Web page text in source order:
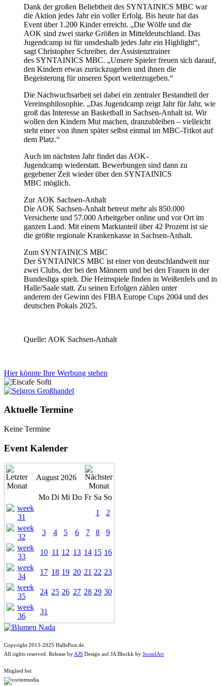
Dank der großen Beliebtheit des SYNTAINICS MBC war
die Aktion jedes Jahr ein voller Erfolg. Bis heute hat das
Event über 1.200 Kinder erreicht. „Die Wölfe und die
AOK sind zwei starke Größen in Mitteldeutschland. Das
Jugendcamp ist für unsdeshalb jedes Jahr ein Highlight“,
sagt Christopher Schreiber, der Assistenztrainer
des SYNTAINICS MBC. „Unsere Spieler freuen sich darauf,
den Kindern etwas zurückzugeben und ihnen die
Begeisterung für unseren Sport weiterzugeben.“
Die Nachwuchsarbeit sei dabei ein zentraler Bestandteil der
Vereinsphilosophie. „Das Jugendcamp zeigt Jahr für Jahr, wie
groß das Interesse an Basketball in Sachsen-Anhalt ist. Wir
wollen den Kindern Mut machen, dranzubleiben – vielleicht
steht einer von ihnen später selbst einmal im MBC‑Trikot auf
dem Platz.“
Auch im nächsten Jahr findet das AOK-
Jugendcamp wiederstatt. Bewerbungen sind dann zu
gegebener Zeit wieder über den SYNTAINICS
MBC möglich.
Zur AOK Sachsen-Anhalt
Die AOK Sachsen-Anhalt betreut mehr als 850.000
Versicherte und 57.000 Arbeitgeber online und vor Ort im
ganzen Land. Mit einem Marktanteil über 42 Prozent ist sie
die größte regionale Krankenkasse in Sachsen-Anhalt.
Zum SYNTAINICS MBC
Der SYNTAINICS MBC ist einer von deutschlandweit nur
zwei Clubs, der bei den Männern und bei den Frauen in der
Bundesliga spielt. Die Heimspiele finden in Weißenfels und in
Halle/Saale statt. Zu seinen Erfolgen zählen unter
anderem der Gewinn des FIBA Europe Cups 2004 und des
deutschen Pokals 2025.
Quelle: AOK Sachsen-Anhalt
Hier könnte Ihre Werbung stehen
Aktuelle Termine
Keine Termine
Event Kalender
August 2026
Mo Di Mi Do Fr Sa So
1
2
3 4 5 6 7 8 9
10 11 12 13 14 15 16
17 18 19 20 21 22 23
24 25 26 27 28 29 30
31
Copyright 2013-2025 HallePost.de.
All rights reserved. Release byAJS Design auf JA Blockk by JoomlArt
Mitglied bei